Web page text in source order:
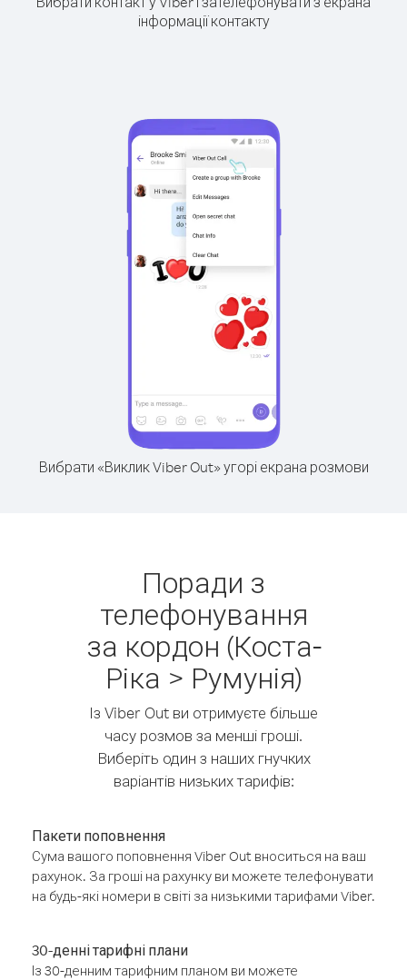
інформації контакту
Вибрати «Виклик Viber Out» угорі екрана розмови
Поради з
телефонування
за кордон (Коста-
Ріка > Румунія)
Із Viber Out ви отримуєте більше
часу розмов за менші гроші.
Виберіть один з наших гнучких
варіантів низьких тарифів:
Пакети поповнення
Сума вашого поповнення Viber Out вноситься на ваш
рахунок. За гроші на рахунку ви можете телефонувати
на будь-які номери в світі за низькими тарифами Viber.
30-денні тарифні плани
Із 30-денним тарифним планом ви можете